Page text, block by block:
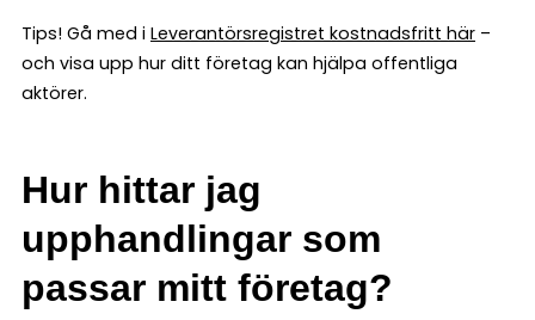
Tips! Gå med i Leverantörsregistret kostnadsfritt här –
och visa upp hur ditt företag kan hjälpa offentliga
aktörer.
Hur hittar jag
upphandlingar som
passar mitt företag?